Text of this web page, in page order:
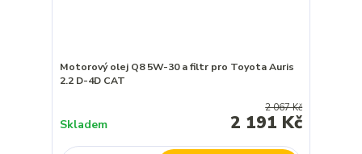
Motorový olej Q8 5W-30 a filtr pro Toyota Auris
2.2 D-4D CAT
2 067 Kč
2 191 Kč
Skladem